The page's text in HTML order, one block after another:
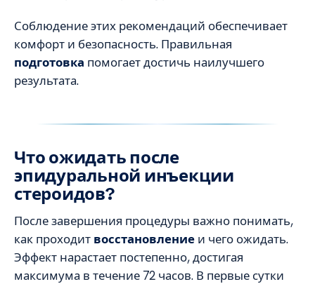
Соблюдение этих рекомендаций обеспечивает
комфорт и безопасность. Правильная
подготовка помогает достичь наилучшего
результата.
Что ожидать после
эпидуральной инъекции
стероидов?
После завершения процедуры важно понимать,
как проходит восстановление и чего ожидать.
Эффект нарастает постепенно, достигая
максимума в течение 72 часов. В первые сутки